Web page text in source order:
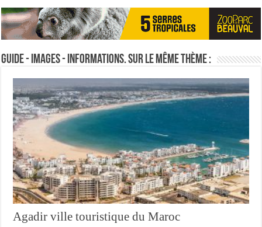
Guide - Images - Informations. Sur le même thème :
Agadir ville touristique du Maroc